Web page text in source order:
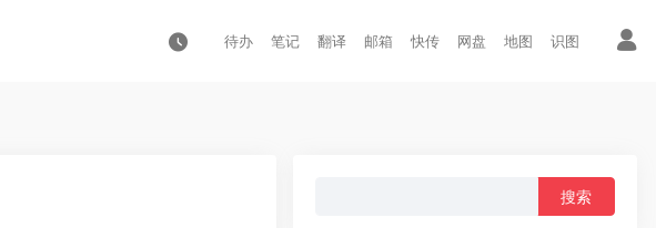
待办 笔记 翻译 邮箱 快传 网盘 地图 识图